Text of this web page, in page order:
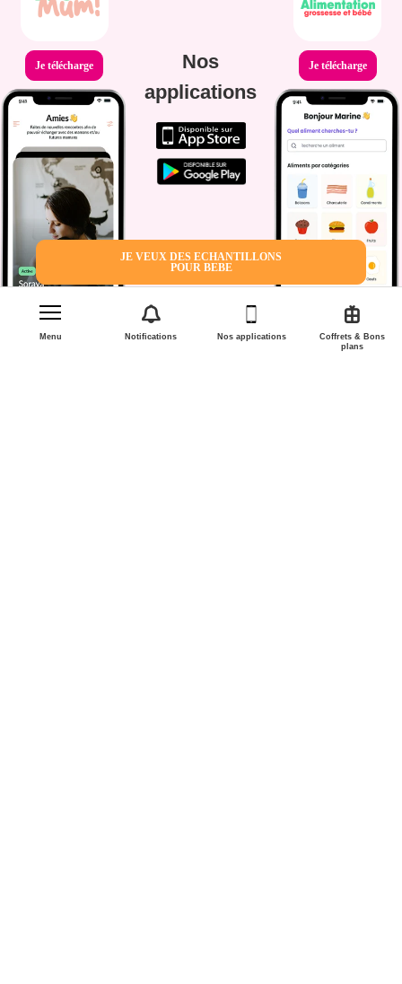
Coffrets & Bons
plans
Nos applications
Notifications
Menu
JE VEUX DES ECHANTILLONS
POUR BEBE
Je télécharge
Nos
applications
Je télécharge